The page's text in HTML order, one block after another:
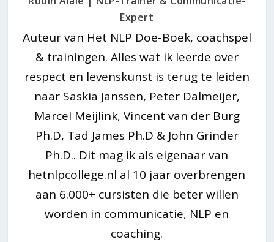
Expert
Auteur van Het NLP Doe-Boek, coachspel
& trainingen. Alles wat ik leerde over
respect en levenskunst is terug te leiden
naar Saskia Janssen, Peter Dalmeijer,
Marcel Meijlink, Vincent van der Burg
Ph.D, Tad James Ph.D & John Grinder
Ph.D.. Dit mag ik als eigenaar van
hetnlpcollege.nl al 10 jaar overbrengen
aan 6.000+ cursisten die beter willen
worden in communicatie, NLP en
coaching.